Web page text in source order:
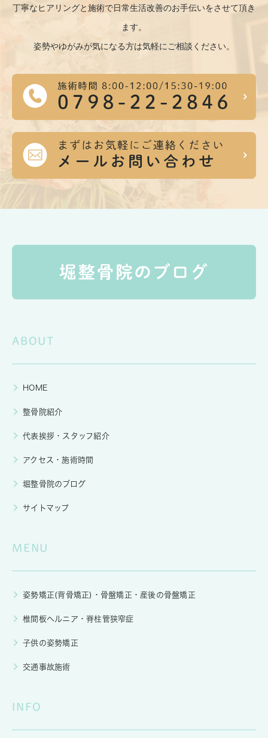
丁寧なヒアリングと施術で日常生活改善のお手伝いをさせて頂き
ます。
姿勢やゆがみが気になる方は気軽にご相談ください。
ABOUT
HOME
整骨院紹介
代表挨拶・スタッフ紹介
アクセス・施術時間
堀整骨院のブログ
サイトマップ
MENU
姿勢矯正(背骨矯正)・骨盤矯正・産後の骨盤矯正
椎間板ヘルニア・脊柱管狭窄症
子供の姿勢矯正
交通事故施術
INFO